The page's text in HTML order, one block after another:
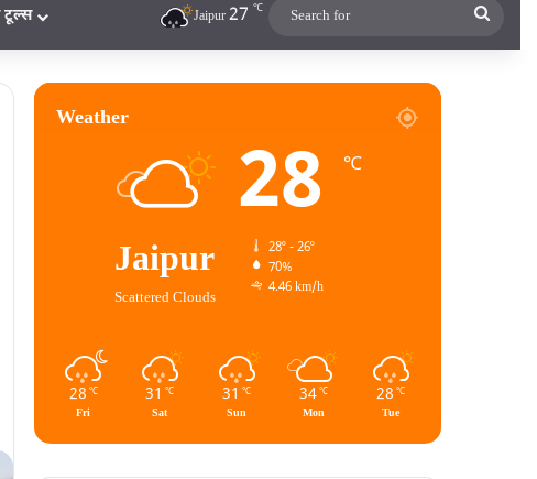
Jaipur27 ℃
Weather
Jaipur
Scattered Clouds
28 ℃
28º - 26º
70%
4.46 km/h
28 ℃
Fri
31 ℃
Sat
31 ℃
Sun
34 ℃
Mon
28 ℃
Tue